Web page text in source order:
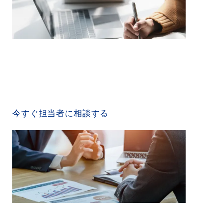
今すぐ担当者に相談する